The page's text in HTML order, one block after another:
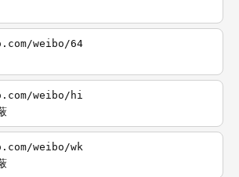
weibo/64
weibo/hi
weibo/wk